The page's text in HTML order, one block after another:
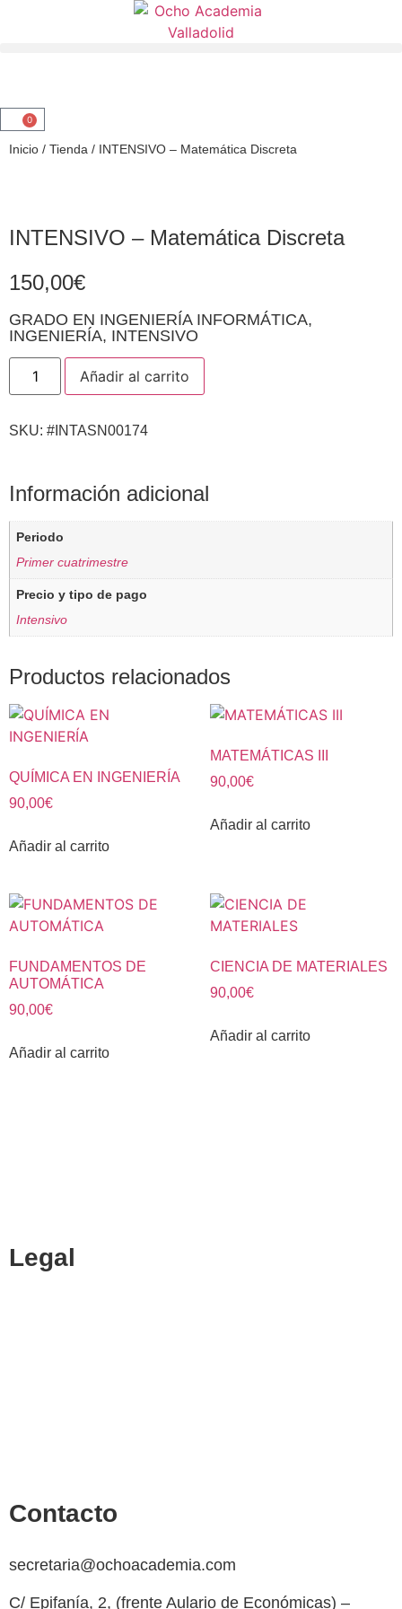
0
Inicio / Tienda / INTENSIVO – Matemática Discreta
INTENSIVO – Matemática Discreta
150,00€
GRADO EN INGENIERÍA INFORMÁTICA,
INGENIERÍA, INTENSIVO
Añadir al carrito
SKU: #INTASN00174
Información adicional
Periodo
Primer cuatrimestre
Precio y tipo de pago
Intensivo
Productos relacionados
QUÍMICA EN INGENIERÍA
90,00€
Añadir al carrito
MATEMÁTICAS III
90,00€
Añadir al carrito
FUNDAMENTOS DE
AUTOMÁTICA
90,00€
Añadir al carrito
CIENCIA DE MATERIALES
90,00€
Añadir al carrito
Legal
Contacto
secretaria@ochoacademia.com
C/ Epifanía, 2, (frente Aulario de Económicas) –